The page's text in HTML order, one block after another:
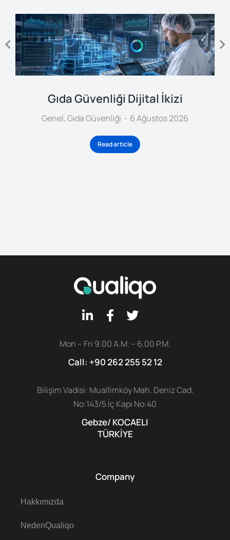
Gıda Güvenliği Dijital İkizi
Genel,Gıda Güvenliği 6 Ağustos 2026
Read article
Mon – Fri 9.00 A.M. – 6.00 P.M.
Call: +90 262 255 52 12
Bilişim Vadisi: Muallimköy Mah. Deniz Cad.
No:143/5 İç Kapı No:40
Gebze/ KOCAELI
TÜRKİYE
Company
Hakkımızda
NedenQualiqo